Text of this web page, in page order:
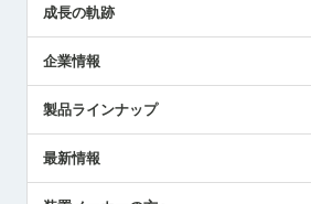
成長の軌跡
企業情報
ごあいさつ
受賞履歴
製品ラインナップ
ツールセッタ製品
最新情報